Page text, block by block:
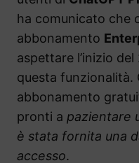
ha comunicato che
abbonamento
aspettare l’inizio
questa funzionalità.
abbonamento
pronti a pazientare
è stata fornita una
accesso.